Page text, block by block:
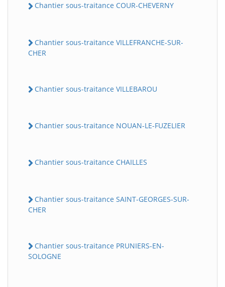
Chantier sous-traitance COUR-CHEVERNY
Chantier sous-traitance VILLEFRANCHE-SUR-
CHER
Chantier sous-traitance VILLEBAROU
Chantier sous-traitance NOUAN-LE-FUZELIER
Chantier sous-traitance CHAILLES
Chantier sous-traitance SAINT-GEORGES-SUR-
CHER
Chantier sous-traitance PRUNIERS-EN-
SOLOGNE